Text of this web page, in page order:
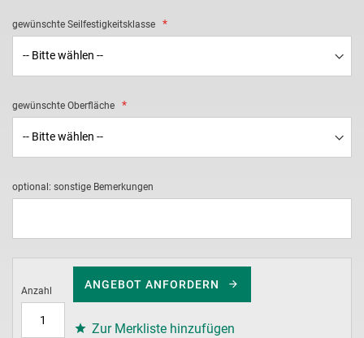
gewünschte Seilfestigkeitsklasse
gewünschte Oberfläche
optional: sonstige Bemerkungen
Anzahl
ANGEBOT ANFORDERN
Zur Merkliste hinzufügen